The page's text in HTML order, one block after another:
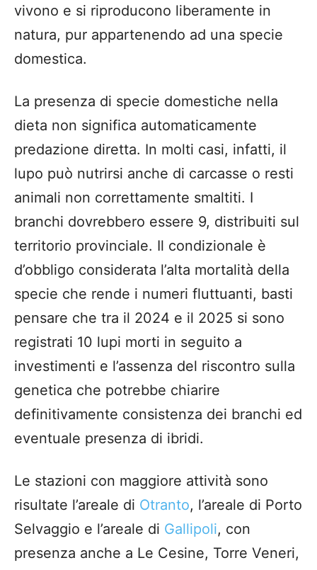
vivono e si riproducono liberamente in
natura, pur appartenendo ad una specie
domestica.
La presenza di specie domestiche nella
dieta non significa automaticamente
predazione diretta. In molti casi, infatti, il
lupo può nutrirsi anche di carcasse o resti
animali non correttamente smaltiti. I
branchi dovrebbero essere 9, distribuiti sul
territorio provinciale. Il condizionale è
d’obbligo considerata l’alta mortalità della
specie che rende i numeri fluttuanti, basti
pensare che tra il 2024 e il 2025 si sono
registrati 10 lupi morti in seguito a
investimenti e l’assenza del riscontro sulla
genetica che potrebbe chiarire
definitivamente consistenza dei branchi ed
eventuale presenza di ibridi.
Le stazioni con maggiore attività sono
risultate l’areale di Otranto, l’areale di Porto
Selvaggio e l’areale di Gallipoli, con
presenza anche a Le Cesine, Torre Veneri,